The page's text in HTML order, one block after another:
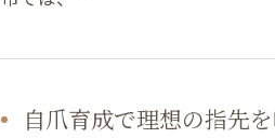
自爪育成で理想の指先